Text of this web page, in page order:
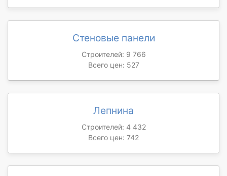
Стеновые панели
Строителей: 9 766
Всего цен: 527
Лепнина
Строителей: 4 432
Всего цен: 742